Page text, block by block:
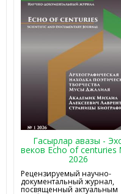
Гасырлар авазы -
веков Echo of
2026
Рецензируемый научно-
документальный журнал,
посвященный актуальным